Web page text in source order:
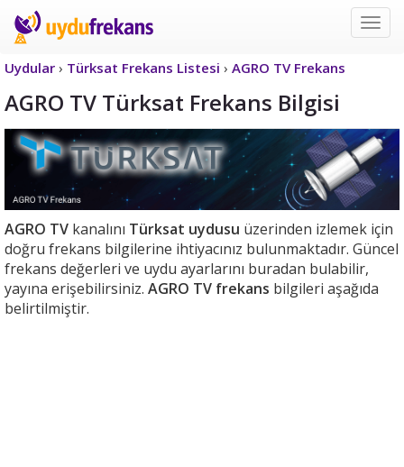
Uydu
Uydular › Türksat Frekans Listesi › AGRO TV Frekans
AGRO TV Türksat Frekans Bilgisi
AGRO TV kanalını Türksat uydusu üzerinden izlemek için
doğru frekans bilgilerine ihtiyacınız bulunmaktadır. Güncel
frekans değerleri ve uydu ayarlarını buradan bulabilir,
yayına erişebilirsiniz. AGRO TV frekans bilgileri aşağıda
belirtilmiştir.